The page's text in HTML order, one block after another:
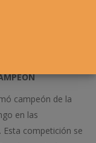
campeón de la
en las
Esta competición se